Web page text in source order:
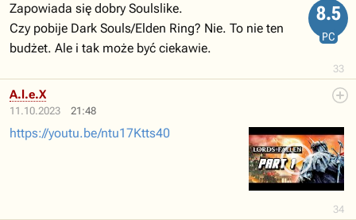
33
8.5
PC
Zapowiada się dobry Soulslike.
Czy pobije Dark Souls/Elden Ring? Nie. To nie ten
budżet. Ale i tak może być ciekawie.
11.10.2023 21:48
34
A.l.e.X
https://youtu.be/ntu17Ktts40